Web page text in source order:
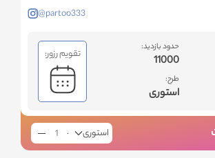
@partoo333
حدود بازدید:
11000
طرح:
استوری
تقویم رزور:
استوری